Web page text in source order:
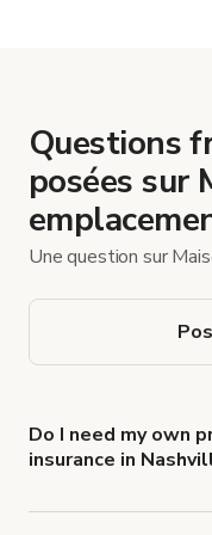
Questions
posées sur
Une question sur
Do I need my own
insurance in